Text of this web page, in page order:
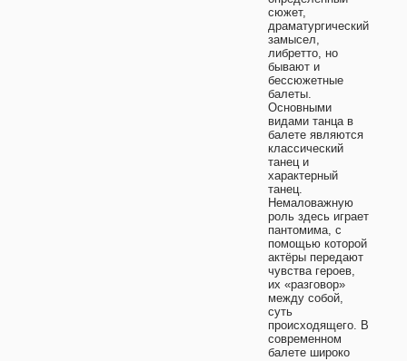
сюжет,
драматургический
замысел,
либретто, но
бывают и
бессюжетные
балеты.
Основными
видами танца в
балете являются
классический
танец и
характерный
танец.
Немаловажную
роль здесь играет
пантомима, с
помощью которой
актёры передают
чувства героев,
их «разговор»
между собой,
суть
происходящего. В
современном
балете широко